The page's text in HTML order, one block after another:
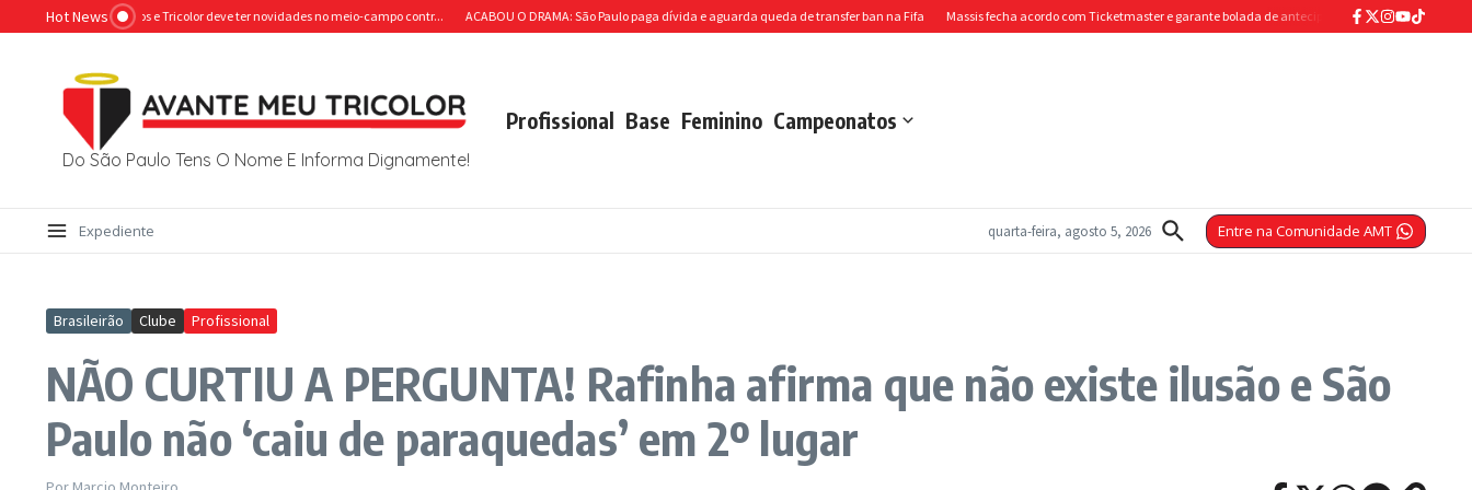
Ir para o conteúdo
Hot News
ganha reforços e Tricolor deve ter novidades no meio-campo contr... ACABOU O DRAMA: São Paulo paga dívida e aguarda queda de transfer ban na Fifa Massis fecha acordo com Ticketmaster e garante bolada de antecipação para abastecer os cofres
Do São Paulo Tens O Nome E Informa Dignamente!
Profissional Base Feminino Campeonatos
Expediente quarta-feira, agosto 5, 2026 Entre na Comunidade AMT
Brasileirão Clube Profissional
NÃO CURTIU A PERGUNTA! Rafinha afirma que não existe ilusão e São
Paulo não ‘caiu de paraquedas’ em 2º lugar